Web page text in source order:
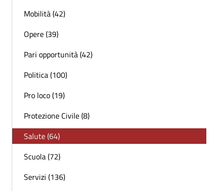
Mobilità (42)
Opere (39)
Pari opportunità (42)
Politica (100)
Pro loco (19)
Protezione Civile (8)
Salute (64)
Scuola (72)
Servizi (136)